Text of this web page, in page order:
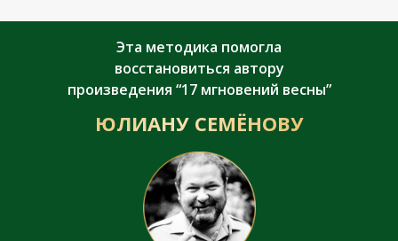
Эта методика помогла
восстановиться автору
произведения “17 мгновений весны”
ЮЛИАНУ СЕМЁНОВУ